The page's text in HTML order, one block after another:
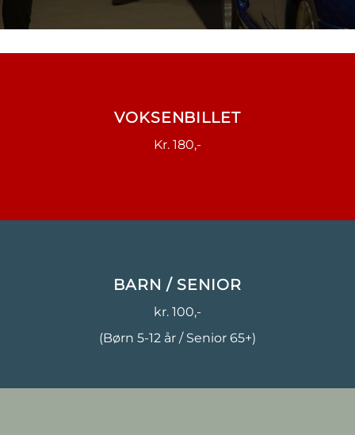
VOKSENBILLET
Kr. 180,-
BARN / SENIOR
kr. 100,-
(Børn 5-12 år / Senior 65+)